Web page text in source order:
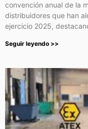
convención anual de la
distribuidores que han
ejercicio 2025,
Seguir leyendo >>